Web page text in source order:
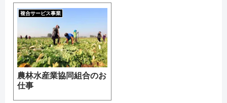
複合サービス事業
農林水産業協同組合のお
仕事